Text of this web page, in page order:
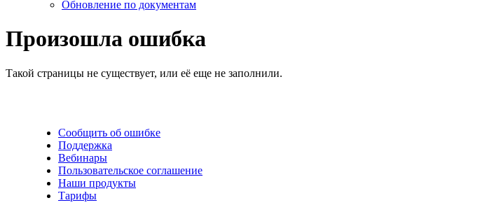
Обновление по документам
Произошла ошибка
Такой страницы не существует, или её еще не заполнили.
Сообщить об ошибке
Поддержка
Вебинары
Пользовательское соглашение
Наши продукты
Тарифы